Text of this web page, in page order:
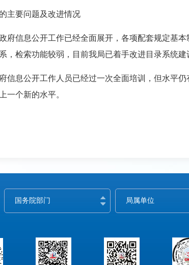
主要问题及改进情况
政府信息公开工作已经全面展开，各项配套规定基
，检索功能较弱，目前我局已着手改进目录系统建
府信息公开工作人员已经过一次全面培训，但水平
一个新的水平。
国务院部门 局属单位